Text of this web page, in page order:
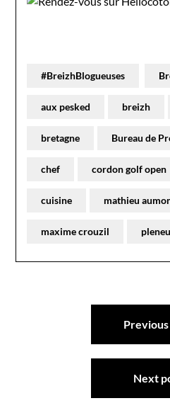
#BreizhBlogueuses
aux pesked breizh
bretagne Bureau de
chef cordon golf open
cuisine mathieu
maxime crouzil
Navigation
Next